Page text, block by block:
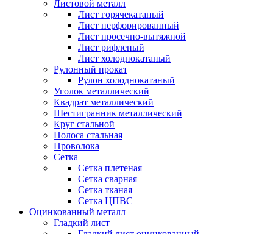
Листовой металл
Лист горячекатаный
Лист перфорированный
Лист просечно-вытяжной
Лист рифленый
Лист холоднокатаный
Рулонный прокат
Рулон холоднокатаный
Уголок металлический
Квадрат металлический
Шестигранник металлический
Круг стальной
Полоса стальная
Проволока
Сетка
Сетка плетеная
Сетка сварная
Сетка тканая
Сетка ЦПВС
Оцинкованный металл
Гладкий лист